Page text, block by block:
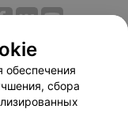
рекламы
договор
оплаты
обеспечения
сбора